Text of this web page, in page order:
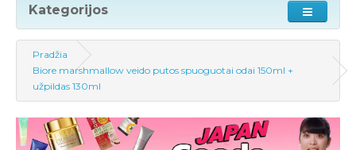
Kategorijos
Pradžia
Biore marshmallow veido putos spuoguotai odai 150ml +
užpildas 130ml